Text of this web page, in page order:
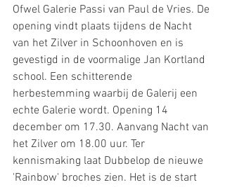
Ofwel Galerie Passi van Paul de Vries. De
opening vindt plaats tijdens de Nacht
van het Zilver in Schoonhoven en is
gevestigd in de voormalige Jan Kortland
school. Een schitterende
herbestemming waarbij de Galerij een
echte Galerie wordt. Opening 14
december om 17.30. Aanvang Nacht van
het Zilver om 18.00 uur. Ter
kennismaking laat Dubbelop de nieuwe
'Rainbow' broches zien. Het is de start